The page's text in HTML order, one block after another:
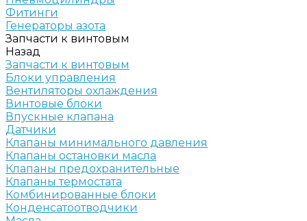
Фитинги
Генераторы азота
Запчасти к винтовым
Назад
Запчасти к винтовым
Блоки управления
Вентиляторы охлаждения
Винтовые блоки
Впускные клапана
Датчики
Клапаны минимального давления
Клапаны остановки масла
Клапаны предохранительные
Клапаны термостата
Комбинированные блоки
Конденсатоотводчики